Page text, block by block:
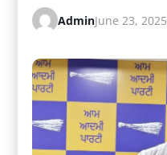
AdminJune 23, 2025